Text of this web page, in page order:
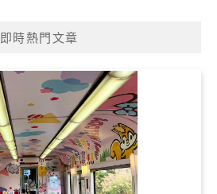
即時熱門文章